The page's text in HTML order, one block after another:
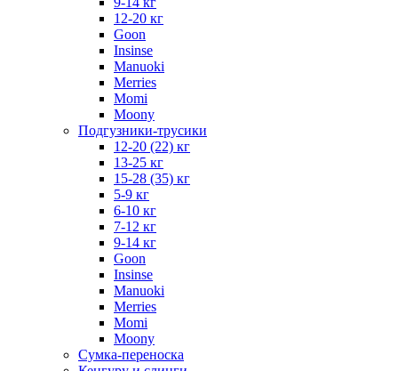
12-20 кг
Goon
Insinse
Manuoki
Merries
Momi
Moony
Подгузники-трусики
12-20 (22) кг
13-25 кг
15-28 (35) кг
5-9 кг
6-10 кг
7-12 кг
9-14 кг
Goon
Insinse
Manuoki
Merries
Momi
Moony
Сумка-переноска